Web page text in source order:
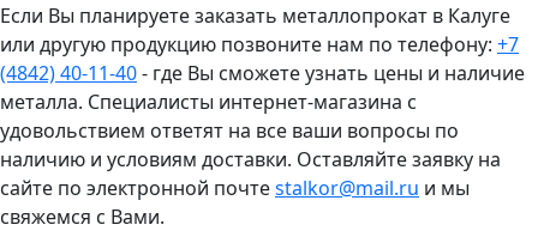
Если Вы планируете заказать металлопрокат в Калуге
или другую продукцию позвоните нам по телефону: +7
(4842) 40-11-40- где Вы сможете узнать цены и наличие
металла. Специалисты интернет-магазина с
удовольствием ответят на все ваши вопросы по
наличию и условиям доставки. Оставляйте заявку на
сайте по электронной почтеstalkor@mail.ru и мы
свяжемся с Вами.